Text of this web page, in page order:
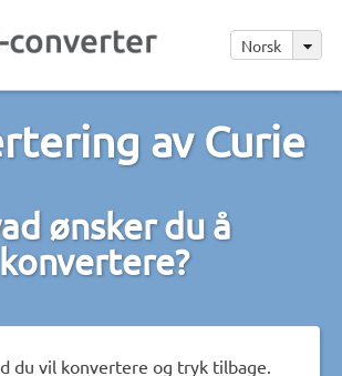
Norsk
av Curie
ønsker du å
konvertere?
du vil konvertere og tryk tilbage.